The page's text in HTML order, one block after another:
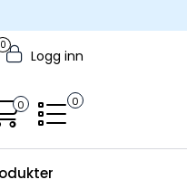
0
Logg inn
0 0